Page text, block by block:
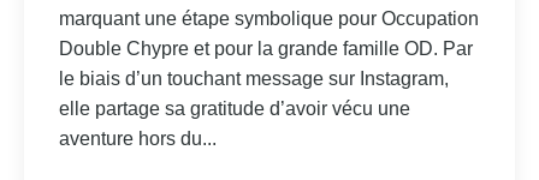
marquant une étape symbolique pour Occupation
Double Chypre et pour la grande famille OD. Par
le biais d’un touchant message sur Instagram,
elle partage sa gratitude d’avoir vécu une
aventure hors du...